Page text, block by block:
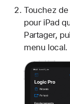
Touchez
pour iPad
Partager,
menu local.